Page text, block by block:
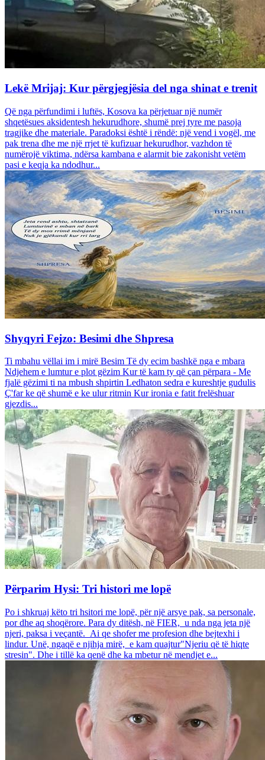
Lekë Mrijaj: Kur përgjegjësia del nga shinat e trenit
Që nga përfundimi i luftës, Kosova ka përjetuar një numër
shqetësues aksidentesh hekurudhore, shumë prej tyre me pasoja
tragjike dhe materiale. Paradoksi është i rëndë: një vend i vogël, me
pak trena dhe me një rrjet të kufizuar hekurudhor, vazhdon të
numërojë viktima, ndërsa kambana e alarmit bie zakonisht vetëm
pasi e keqja ka ndodhur...
Shyqyri Fejzo: Besimi dhe Shpresa
Ti mbahu vëllai im i mirë Besim Të dy ecim bashkë nga e mbara
Ndjehem e lumtur e plot gëzim Kur të kam ty që çan përpara - Me
fjalë gëzimi ti na mbush shpirtin Ledhaton sedra e kureshtje gudulis
Ç'far ke që shumë e ke ulur ritmin Kur ironia e fatit frelëshuar
gjezdis...
Përparim Hysi: Tri histori me lopë
Po i shkruaj këto tri hsitori me lopë, për një arsye pak, sa personale,
por dhe aq shoqërore. Para dy ditësh, në FIER, u nda nga jeta një
njeri, paksa i veçantë. Ai qe shofer me profesion dhe bejtexhi i
lindur. Unë, ngaqë e njihja mirë, e kam quajtur"Njeriu që të hiqte
stresin". Dhe i tillë ka qenë dhe ka mbetur në mendjet e...